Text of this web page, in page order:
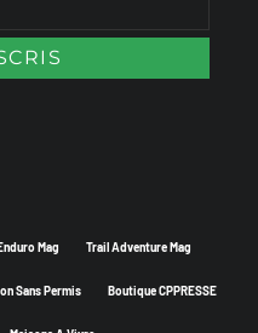
Mag Trail Adventure Mag
Sans Permis Boutique CPPRESSE